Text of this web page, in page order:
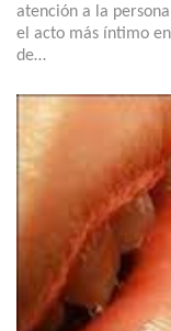
atención a la
el acto más íntimo
de…